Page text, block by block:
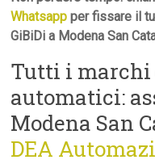
Whatsapp per fissare il
GiBiDi a Modena San
Tutti i
automatici:
Modena San
DEA